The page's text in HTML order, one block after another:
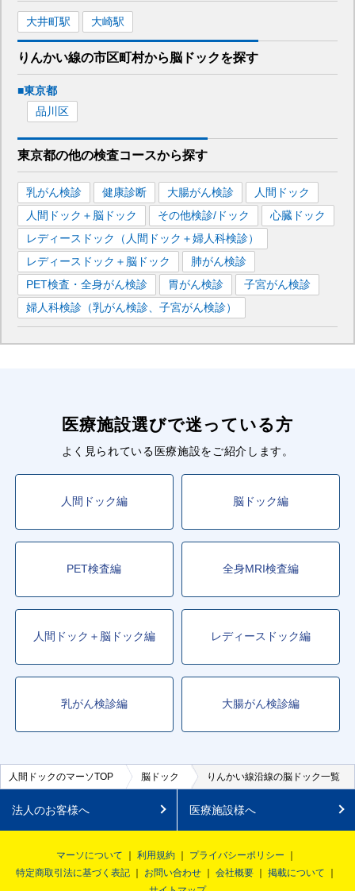
大井町駅 大崎駅
りんかい線の市区町村から脳ドックを探す
■東京都
品川区
東京都の他の検査コースから探す
乳がん検診 健康診断 大腸がん検診
人間ドック
人間ドック＋脳ドック
その他検診/ドック
心臓ドック
レディースドック（人間ドック＋婦人科検診）
レディースドック＋脳ドック
肺がん検診
PET検査・全身がん検診
胃がん検診
子宮がん検診
婦人科検診（乳がん検診、子宮がん検診）
医療施設選びで迷っている方
よく見られている医療施設をご紹介します。
人間ドック編 脳ドック編
PET検査編 全身MRI検査編
人間ドック＋脳ドック編 レディースドック編
乳がん検診編 大腸がん検診編
人間ドックのマーソTOP 脳ドック りんかい線沿線の脳ドック一覧
法人のお客様へ 医療施設様へ
マーソについて 利用規約
プライバシーポリシー
特定商取引法に基づく表記
お問い合わせ 会社概要
掲載について